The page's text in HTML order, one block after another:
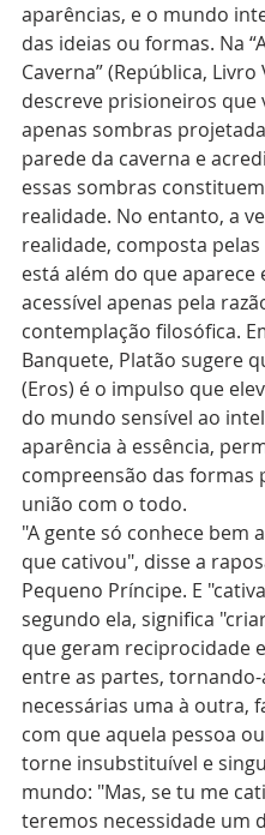
aparências, e o mundo
das ideias ou formas. Na
Caverna” (República, Livro
descreve prisioneiros que
apenas sombras
parede da caverna e
essas sombras
realidade. No entanto, a
realidade, composta pelas
está além do que aparece
acessível apenas pela
contemplação filosófica.
Banquete, Platão sugere
(Eros) é o impulso que
do mundo sensível ao
aparência à essência,
compreensão das formas
união com o todo.
"A gente só conhece bem
que cativou", disse a
Pequeno Príncipe. E
segundo ela, significa
que geram reciprocidade
entre as partes, tornando-
necessárias uma à outra,
com que aquela pessoa
torne insubstituível e
mundo: "Mas, se tu me
teremos necessidade um